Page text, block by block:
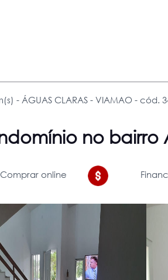
- ÁGUAS CLARAS - VIAMAO - cód.
no bairro
Comprar online